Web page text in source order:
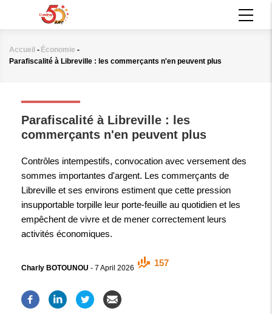
principal
Fil
Accueil - Économie -
Parafiscalité à Libreville : les commerçants n'en peuvent plus
Parafiscalité à Libreville : les
commerçants n'en peuvent plus
Contrôles intempestifs, convocation avec versement des
sommes importantes d'argent. Les commerçants de
Libreville et ses environs estiment que cette pression
insupportable torpille leur porte-feuille au quotidien et les
empêchent de vivre et de mener correctement leurs
activités économiques.
Charly BOTOUNOU - 7 April 2026
157